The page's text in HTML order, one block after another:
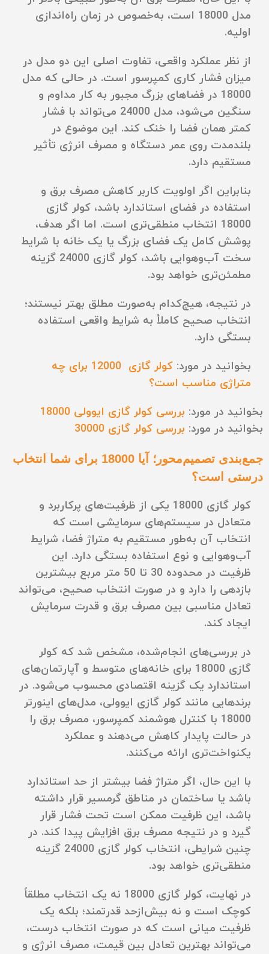
مدل 18000 است، به‌خصوص در زمان راه‌اندازی
اولیه.
از نظر عملکرد واقعی، تفاوت اصلی این دو مدل در
میزان فشار کاری کمپرسور است. در حالی که مدل
18000 در فضاهای بزرگ مجبور به کار مداوم و
سنگین می‌شود، مدل 24000 می‌تواند با فشار
کمتر همان فضا را خنک کند. این موضوع در
بلندمدت روی عمر دستگاه و مصرف انرژی تأثیر
مستقیم دارد.
بنابراین اگر اولویت کاربر کاهش مصرف برق و
استفاده در فضای استاندارد باشد، کولر گازی
18000 انتخاب منطقی‌تری است. اما اگر هدف،
پوشش کامل یک فضای بزرگ یا یک خانه با شرایط
سخت آب‌وهوایی باشد، کولر گازی 24000 گزینه
مطمئن‌تری خواهد بود.
در نتیجه، هیچ‌کدام به‌صورت مطلق بهتر نیستند؛
انتخاب صحیح کاملاً به شرایط واقعی استفاده
بستگی دارد.
بخوانید در مورد:
کولر گازی 12000 برای چه
متراژی مناسب است؟
بخوانید در مورد: بررسی کولر گازی ایوولی 18000
بخوانید در مورد: بررسی کولر گازی 30000
جمع‌بندی تصمیم‌محور؛ آیا 18000 برای شما انتخاب
درستی است؟
کولر گازی 18000 یکی از ظرفیت‌های پرکاربرد و
متعادل در سیستم‌های سرمایشی است که
انتخاب آن به‌طور مستقیم به متراژ فضا، شرایط
آب‌وهوایی و نوع استفاده بستگی دارد. این
ظرفیت در محدوده 30 تا 50 متر مربع بیشترین
بازدهی را دارد و در صورت انتخاب صحیح، می‌تواند
تعادل مناسبی بین مصرف برق و قدرت سرمایش
ایجاد کند.
در بررسی‌های انجام‌شده، مشخص شد که کولر
گازی 18000 برای خانه‌های متوسط و آپارتمان‌های
استاندارد یک گزینه اقتصادی محسوب می‌شود. در
برندهایی مانند کولر گازی ایوولی، مدل‌های اینورتر
18000 با کنترل هوشمند کمپرسور، مصرف برق را
در حالت پایدار کاهش می‌دهند و عملکرد
یکنواخت‌تری ارائه می‌کنند.
با این حال، اگر متراژ فضا بیشتر از حد استاندارد
باشد یا ساختمان در مناطق گرمسیر قرار داشته
باشد، این ظرفیت ممکن است تحت فشار قرار
گیرد و در نتیجه مصرف برق افزایش پیدا کند. در
چنین شرایطی، انتخاب کولر گازی 24000 گزینه
منطقی‌تری خواهد بود.
در نهایت، کولر گازی 18000 نه یک انتخاب مطلقاً
کوچک است و نه بیش‌ازحد قدرتمند؛ بلکه یک
ظرفیت میانی است که در صورت انتخاب درست،
می‌تواند بهترین تعادل بین قیمت، مصرف انرژی و